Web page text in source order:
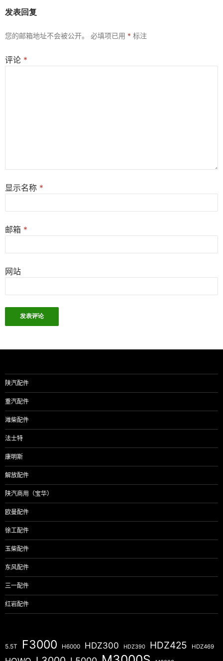
发表回复
您的邮箱地址不会被公开。 必填项已用 * 标注
评论 *
显示名称 *
邮箱 *
网站
陕汽配件
重汽配件
潍柴配件
法士特
康明斯
解放配件
陕汽商用（宝华）
欧曼配件
徐工配件
玉柴配件
东风配件
三一配件
红岩配件
5.5T F3000 H6000 HDZ300 HDZ390 HDZ425 HDZ469